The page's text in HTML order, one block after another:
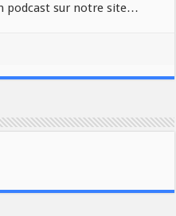
podcast sur notre site…